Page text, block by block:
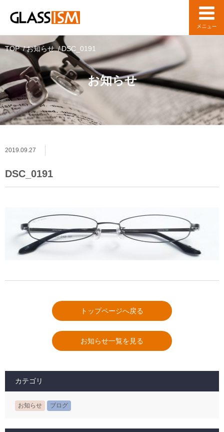
お知らせ
TOP お知らせ DSC_0191
2019.09.27
DSC_0191
トップページへ戻る
お知らせ一覧を見る
カテゴリ
お知らせ ブログ